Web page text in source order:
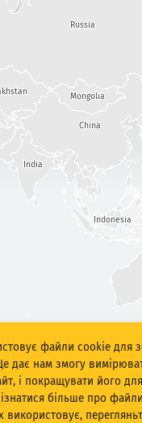
Indonesia
India
China
Mongolia
Russia
файли cookie для
дає нам змогу
і покращувати його
більше про
використовує,